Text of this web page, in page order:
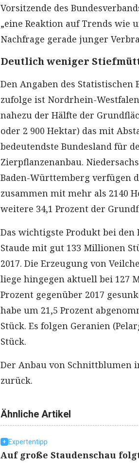
Vorsitzende des
„eine Reaktion auf Trends
Nachfrage gerade junger
Deutlich weniger
Den Angaben des Statistischen
zufolge ist Nordrhein-
nahezu der Hälfte der
oder 2 900 Hektar) das mit
bedeutendste Bundesland für
Zierpflanzenanbau.
Baden-Württemberg verfügen
zusammen mit mehr als 2140
weitere 34,1 Prozent der
Das wichtigste Produkt bei
Staude mit gut 133 Millionen
2017. Die Erzeugung von
liege hingegen aktuell bei 127
Prozent gegenüber 2017
habe um 21,5 Prozent
Stück. Es folgen Geranien
Stück.
Der Anbau von Schnittblumen
zurück.
Ähnliche Artikel
Expertentipp
Auf große Staudenschau